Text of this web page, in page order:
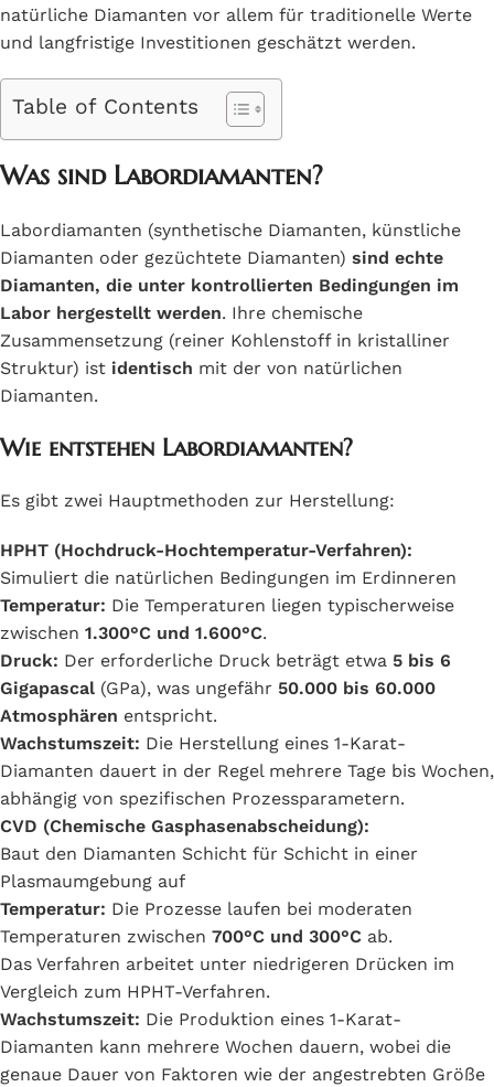
natürliche Diamanten vor allem für traditionelle Werte
und langfristige Investitionen geschätzt werden.
Table of Contents
Was sind Labordiamanten?
Labordiamanten (synthetische Diamanten, künstliche
Diamanten oder gezüchtete Diamanten) sind echte
Diamanten, die unter kontrollierten Bedingungen im
Labor hergestellt werden. Ihre chemische
Zusammensetzung (reiner Kohlenstoff in kristalliner
Struktur) ist identisch mit der von natürlichen
Diamanten.
Wie entstehen Labordiamanten?
Es gibt zwei Hauptmethoden zur Herstellung:
HPHT (Hochdruck-Hochtemperatur-Verfahren):
Simuliert die natürlichen Bedingungen im Erdinneren
Temperatur: Die Temperaturen liegen typischerweise
zwischen 1.300°C und 1.600°C.
Druck: Der erforderliche Druck beträgt etwa 5 bis 6
Gigapascal (GPa), was ungefähr 50.000 bis 60.000
Atmosphären entspricht.
Wachstumszeit: Die Herstellung eines 1-Karat-
Diamanten dauert in der Regel mehrere Tage bis Wochen,
abhängig von spezifischen Prozessparametern.
CVD (Chemische Gasphasenabscheidung):
Baut den Diamanten Schicht für Schicht in einer
Plasmaumgebung auf
Temperatur: Die Prozesse laufen bei moderaten
Temperaturen zwischen 700°C und 300°C ab.
Das Verfahren arbeitet unter niedrigeren Drücken im
Vergleich zum HPHT-Verfahren.
Wachstumszeit: Die Produktion eines 1-Karat-
Diamanten kann mehrere Wochen dauern, wobei die
genaue Dauer von Faktoren wie der angestrebten Größe